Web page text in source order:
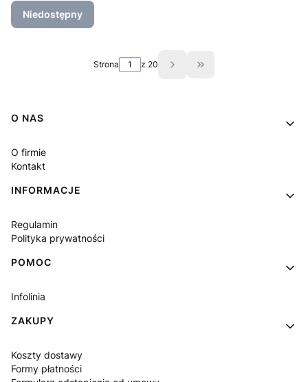
Niedostępny
Strona z 20 Przejdź do ostatniej
Linki w stopce
O NAS
O firmie
Kontakt
INFORMACJE
Regulamin
Polityka prywatności
POMOC
Infolinia
ZAKUPY
Koszty dostawy
Formy płatności